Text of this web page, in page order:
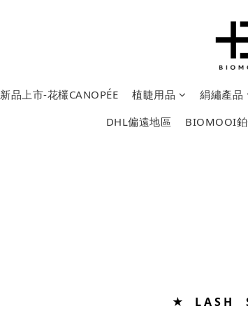
新品上市-花欉CANOPÉE 植睫用品 絹繡產品
DHL偏遠地區
BIOMOOI
★ L A S H